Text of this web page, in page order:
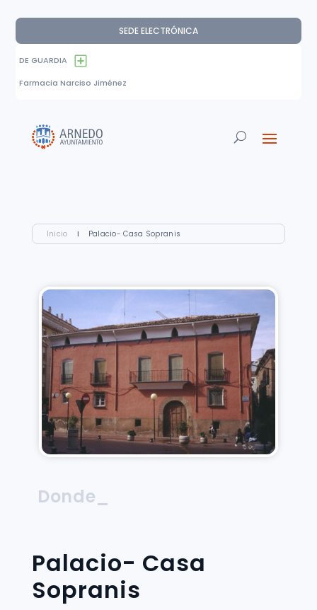
SEDE ELECTRÓNICA
DE GUARDIA
Farmacia Narciso Jiménez
Inicio I Palacio- Casa Sopranis
Donde_
Palacio- Casa
Sopranis